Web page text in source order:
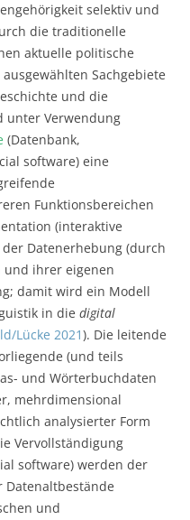
selektiv und
die traditionelle
aktuelle politische
Sachgebiete
und die
unter Verwendung
(Datenbank,
software) eine
Funktionsbereichen
(interaktive
Datenerhebung (durch
und ihrer eigenen
damit wird ein Modell
in die digital
Lücke 2021). Die leitende
(und teils
und Wörterbuchdaten
mehrdimensional
analysierter Form
Vervollständigung
software) werden der
Datenaltbestände
und